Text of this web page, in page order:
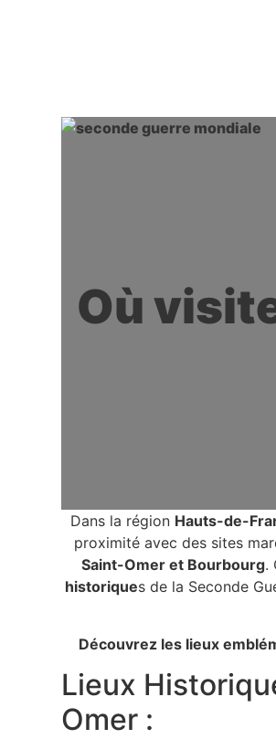
Où
Dans la région Hauts-de-
proximité avec des sites
Saint-Omer et Bourbourg.
historiques de la Seconde
Découvrez les lieux
Lieux
Omer :